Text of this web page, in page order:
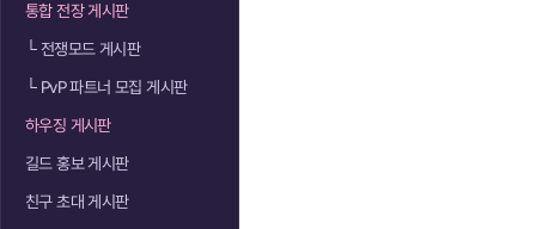
통합 전장 게시판
└전쟁모드 게시판
└PvP 파트너 모집 게시판
하우징 게시판
길드 홍보 게시판
친구 초대 게시판